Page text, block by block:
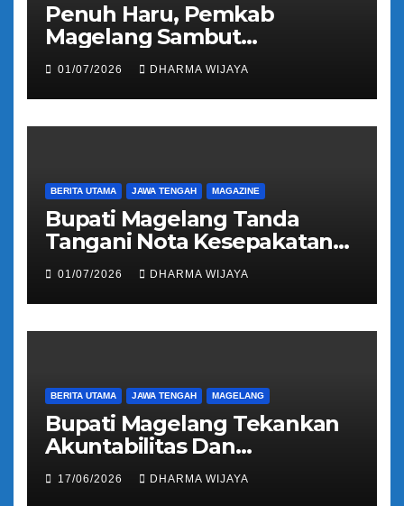
Penuh Haru, Pemkab
Magelang Sambut
Kepulangan Jemaah Haji
Kloter 81
01/07/2026 DHARMA WIJAYA
BERITA UTAMA JAWA TENGAH MAGAZINE
Bupati Magelang Tanda
Tangani Nota Kesepakatan
Pengalihan Pelayanan
Regident Di Kecamatan
Bandongan
01/07/2026 DHARMA WIJAYA
BERITA UTAMA JAWA TENGAH MAGELANG
Bupati Magelang Tekankan
Akuntabilitas Dan
Tranparansi Pengelolaan
Bantuan Keuangan Parpol
17/06/2026 DHARMA WIJAYA